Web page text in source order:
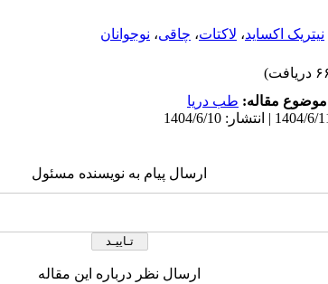
نیتریک اکساید، لاکتات، چاقی، نوجوانان
موضوع مقاله: طب دریا
ارسال پیام به نویسنده مسئول
ارسال نظر درباره این مقاله